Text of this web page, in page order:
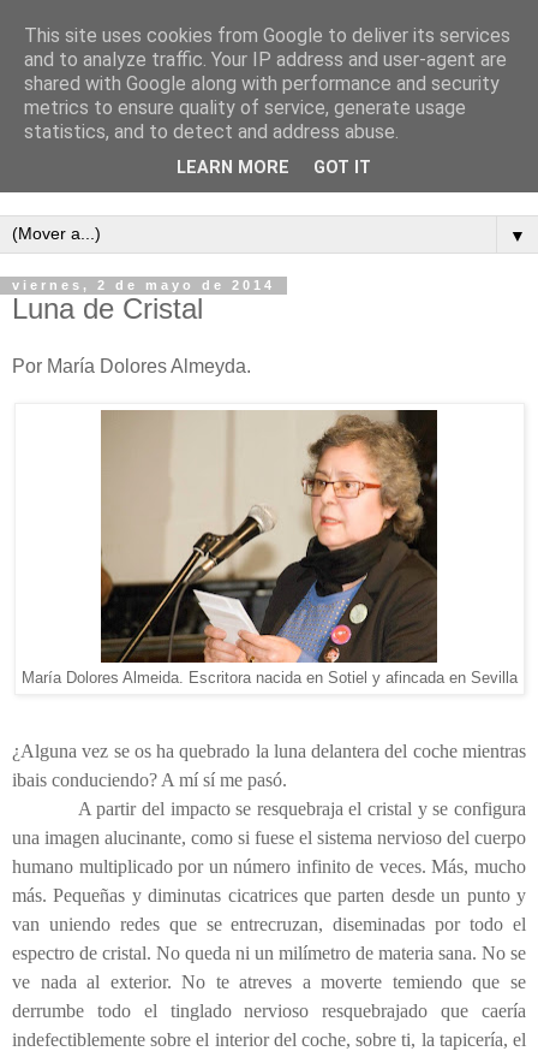
Semanario independiente de Calañas
▼
viernes, 2 de mayo de 2014
Luna de Cristal
Por María Dolores Almeyda.
María Dolores Almeida. Escritora nacida en Sotiel y afincada en Sevilla
¿Alguna vez se os ha quebrado la luna delantera del coche mientras
ibais conduciendo? A mí sí me pasó.
A partir del impacto se resquebraja el cristal y se configura
una imagen alucinante, como si fuese el sistema nervioso del cuerpo
humano multiplicado por un número infinito de veces. Más, mucho
más. Pequeñas y diminutas cicatrices que parten desde un punto y
van uniendo redes que se entrecruzan, diseminadas por todo el
espectro de cristal. No queda ni un milímetro de materia sana. No se
ve nada al exterior. No te atreves a moverte temiendo que se
derrumbe todo el tinglado nervioso resquebrajado que caería
indefectiblemente sobre el interior del coche, sobre ti, la tapicería, el
This site uses cookies from Google to deliver its services
and to analyze traffic. Your IP address and user-agent are
shared with Google along with performance and security
metrics to ensure quality of service, generate usage
statistics, and to detect and address abuse.
LEARN MORE GOT IT